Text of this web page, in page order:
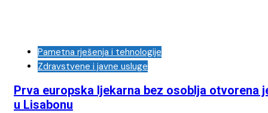
Pametna rješenja i tehnologije
Zdravstvene i javne usluge
Prva europska ljekarna bez osoblja otvorena
u Lisabonu